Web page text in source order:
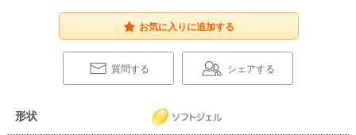
お気に入りに追加する
質問する シェアする
形状